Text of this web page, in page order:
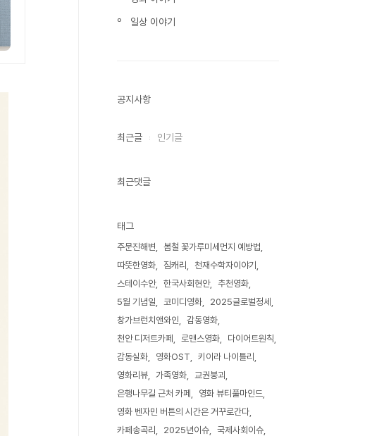
º 일상 이야기
공지사항
최근글 인기글
최근댓글
태그
주문진해변
봄철 꽃가루미세먼지 예방법
따뜻한영화
짐캐리
천재수학자이야기
스테이수안
한국사회현안
추천영화
5월 기념일
코미디영화
2025글로벌정세
창가브런치앤와인
감동영화
천안 디저트카페
로맨스영화
다이어트원칙
감동실화
영화OST
키이라 나이틀리
영화리뷰
가족영화
교권붕괴
은행나무길 근처 카페
영화 뷰티풀마인드
영화 벤자민 버튼의 시간은 거꾸로간다
카페송곡리
2025년이슈
국제사회이슈